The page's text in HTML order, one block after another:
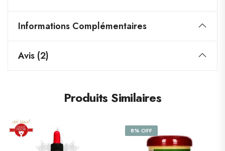
Informations Complémentaires
Avis (2)
Produits Similaires
8% OFF